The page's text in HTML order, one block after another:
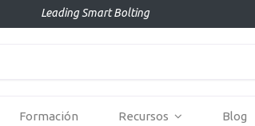
Leading Smart Bolting
Formación Recursos Blog